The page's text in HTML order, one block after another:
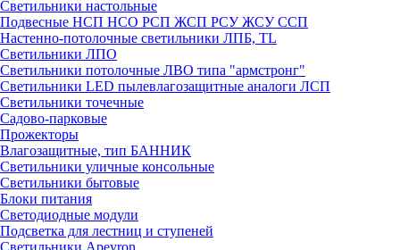
Светильники настольные
Подвесные НСП НСО РСП ЖСП РСУ ЖСУ ССП
Настенно-потолочные светильники ЛПБ, TL
Светильники ЛПО
Светильники потолочные ЛВО типа "армстронг"
Светильники LED пылевлагозащитные аналоги ЛСП
Светильники точечные
Садово-парковые
Прожекторы
Влагозащитные, тип БАННИК
Светильники уличные консольные
Светильники бытовые
Блоки питания
Светодиодные модули
Подсветка для лестниц и ступеней
Светильники Apeyron